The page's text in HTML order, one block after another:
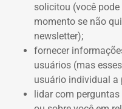
solicitou (você
momento se não
newsletter);
fornecer
usuários (mas
usuário individual a
lidar com